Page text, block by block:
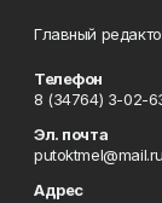
Главный
Телефон
8 (34764) 3-02-
Эл. почта
putoktmel@mail.ru
Адрес